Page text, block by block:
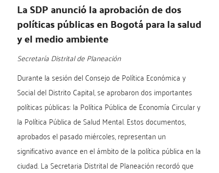
La SDP anunció la aprobación de dos
políticas públicas en Bogotá para la salud
y el medio ambiente
Secretaría Distrital de Planeación
Durante la sesión del Consejo de Política Económica y
Social del Distrito Capital, se aprobaron dos importantes
políticas públicas: la Política Pública de Economía Circular y
la Política Pública de Salud Mental. Estos documentos,
aprobados el pasado miércoles, representan un
significativo avance en el ámbito de la política pública en la
ciudad. La Secretaria Distrital de Planeación recordó que